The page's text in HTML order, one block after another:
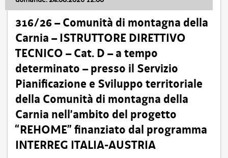
316/26 – Comunità di montagna della
Carnia – ISTRUTTORE DIRETTIVO
TECNICO – Cat. D – a tempo
determinato – presso il Servizio
Pianificazione e Sviluppo territoriale
della Comunità di montagna della
Carnia nell’ambito del progetto
“REHOME” finanziato dal programma
INTERREG ITALIA-AUSTRIA